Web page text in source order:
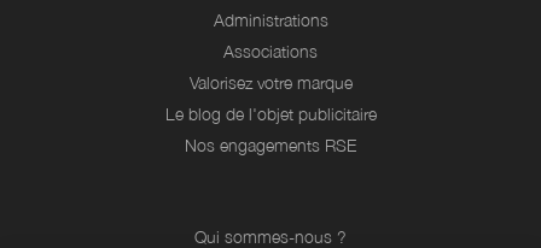
Administrations
Associations
Valorisez votre marque
Le blog de l'objet publicitaire
Nos engagements RSE
Qui sommes-nous ?